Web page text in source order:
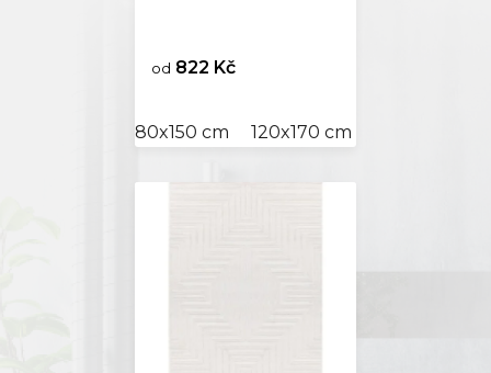
od 822 Kč
80x150 cm 120x170 cm